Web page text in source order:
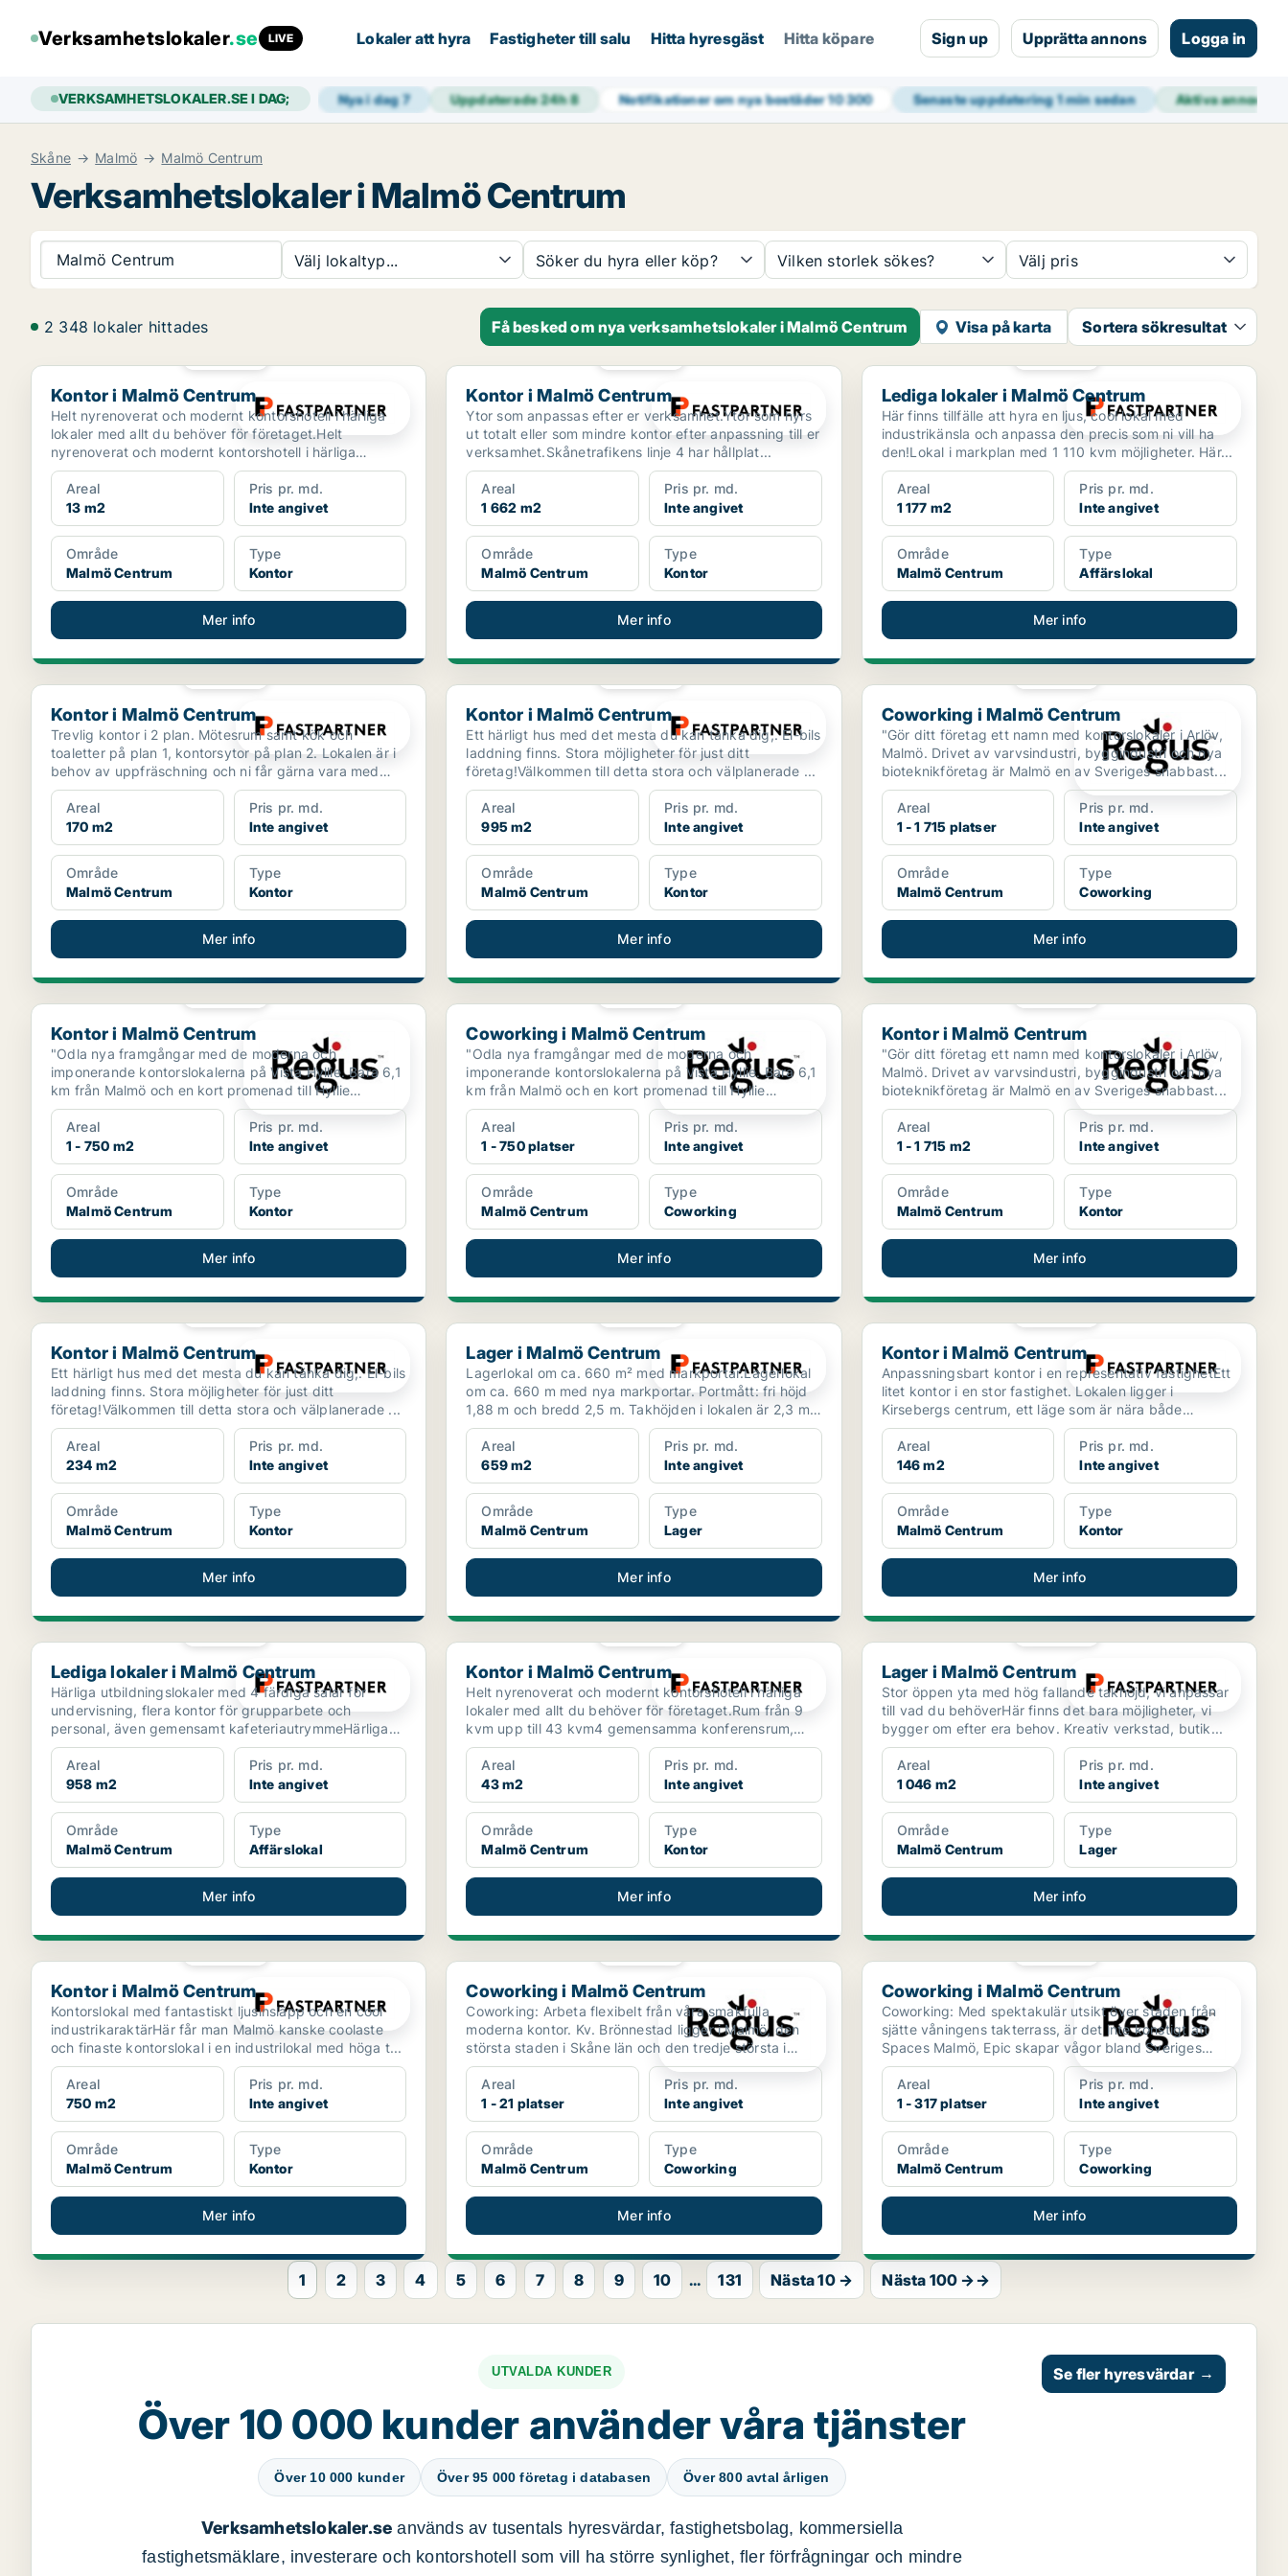
Verksamhetslokaler.se LIVE Lokaler att hyra Fastigheter till salu Hitta hyresgäst Hitta köpare Sign up Upprätta annons Logga in
VERKSAMHETSLOKALER.SE I DAG; Nya i dag 7 Uppdaterade 24h8 Notifikationer om nya bostäder10 300 Senaste uppdatering1 min sedan Aktiva annonser
Skåne Malmö Malmö Centrum
Verksamhetslokaler i Malmö Centrum
Malmö Centrum Välj lokaltyp... Söker du hyra eller köp? Vilken storlek sökes? Välj pris
2 348 lokaler hittades Få besked om nya verksamhetslokaler i Malmö Centrum Visa på karta Sortera sökresultat
Kontor i Malmö Centrum
Kontor i Malmö Centrum
Helt nyrenoverat och modernt kontorshotell i härliga
lokaler med allt du behöver för företaget.Helt
nyrenoverat och modernt kontorshotell i härliga
lokaler.R...
Areal
13 m2
Pris pr. md.
Inte angivet
Område
Malmö Centrum
Type
Kontor
Mer info
Kontor i Malmö Centrum
Kontor i Malmö Centrum
Ytor som anpassas efter er verksamhet.Ytor som hyrs
ut totalt eller som mindre kontor efter anpassning till er
verksamhet.Skånetrafikens linje 4 har hållplat...
Areal
1 662 m2
Pris pr. md.
Inte angivet
Område
Malmö Centrum
Type
Kontor
Mer info
Lediga lokaler i Malmö Centrum
Lediga lokaler i Malmö Centrum
Här finns tillfälle att hyra en ljus, cool lokal med
industrikänsla och anpassa den precis som ni vill ha
den!Lokal i markplan med 1 110 kvm möjligheter. Här...
Areal
1 177 m2
Pris pr. md.
Inte angivet
Område
Malmö Centrum
Type
Affärslokal
Mer info
Kontor i Malmö Centrum
Kontor i Malmö Centrum
Trevlig kontor i 2 plan. Mötesrum samt kök och
toaletter på plan 1, kontorsytor på plan 2. Lokalen är i
behov av uppfräschning och ni får gärna vara med
och ...
Areal
170 m2
Pris pr. md.
Inte angivet
Område
Malmö Centrum
Type
Kontor
Mer info
Kontor i Malmö Centrum
Kontor i Malmö Centrum
Ett härligt hus med det mesta du kan tänka dig,. El-bils
laddning finns. Stora möjligheter för just ditt
företag!Välkommen till detta stora och välplanerade ...
Areal
995 m2
Pris pr. md.
Inte angivet
Område
Malmö Centrum
Type
Kontor
Mer info
Coworking i Malmö Centrum
Coworking i Malmö Centrum
"Gör ditt företag ett namn med kontorslokaler i Arlöv,
Malmö. Drivet av varvsindustri, byggindustri och nya
bioteknikföretag är Malmö en av Sveriges snabbast...
Areal
1 - 1 715 platser
Pris pr. md.
Inte angivet
Område
Malmö Centrum
Type
Coworking
Mer info
Kontor i Malmö Centrum
Kontor i Malmö Centrum
"Odla nya framgångar med de moderna och
imponerande kontorslokalerna på Vista Hyllie. Bara 6,1
km från Malmö och en kort promenad till Hyllie
tågstation, pla...
Areal
1 - 750 m2
Pris pr. md.
Inte angivet
Område
Malmö Centrum
Type
Kontor
Mer info
Coworking i Malmö Centrum
Coworking i Malmö Centrum
"Odla nya framgångar med de moderna och
imponerande kontorslokalerna på Vista Hyllie. Bara 6,1
km från Malmö och en kort promenad till Hyllie
tågstation, pla...
Areal
1 - 750 platser
Pris pr. md.
Inte angivet
Område
Malmö Centrum
Type
Coworking
Mer info
Kontor i Malmö Centrum
Kontor i Malmö Centrum
"Gör ditt företag ett namn med kontorslokaler i Arlöv,
Malmö. Drivet av varvsindustri, byggindustri och nya
bioteknikföretag är Malmö en av Sveriges snabbast...
Areal
1 - 1 715 m2
Pris pr. md.
Inte angivet
Område
Malmö Centrum
Type
Kontor
Mer info
Kontor i Malmö Centrum
Kontor i Malmö Centrum
Ett härligt hus med det mesta du kan tänka dig,. El-bils
laddning finns. Stora möjligheter för just ditt
företag!Välkommen till detta stora och välplanerade ...
Areal
234 m2
Pris pr. md.
Inte angivet
Område
Malmö Centrum
Type
Kontor
Mer info
Lager i Malmö Centrum
Lager i Malmö Centrum
Lagerlokal om ca. 660 m² med markportar.Lagerlokal
om ca. 660 m med nya markportar. Portmått: fri höjd
1,88 m och bredd 2,5 m. Takhöjden i lokalen är 2,3 m
o...
Areal
659 m2
Pris pr. md.
Inte angivet
Område
Malmö Centrum
Type
Lager
Mer info
Kontor i Malmö Centrum
Kontor i Malmö Centrum
Anpassningsbart kontor i en representativ fastighetEtt
litet kontor i en stor fastighet. Lokalen ligger i
Kirsebergs centrum, ett läge som är nära både
Malmö...
Areal
146 m2
Pris pr. md.
Inte angivet
Område
Malmö Centrum
Type
Kontor
Mer info
Lediga lokaler i Malmö Centrum
Lediga lokaler i Malmö Centrum
Härliga utbildningslokaler med 4 färdiga salar för
undervisning, flera kontor för grupparbete och
personal, även gemensamt kafeteriautrymmeHärliga
utbildning...
Areal
958 m2
Pris pr. md.
Inte angivet
Område
Malmö Centrum
Type
Affärslokal
Mer info
Kontor i Malmö Centrum
Kontor i Malmö Centrum
Helt nyrenoverat och modernt kontorshotell i härliga
lokaler med allt du behöver för företaget.Rum från 9
kvm upp till 43 kvm4 gemensamma konferensrum,
varav...
Areal
43 m2
Pris pr. md.
Inte angivet
Område
Malmö Centrum
Type
Kontor
Mer info
Lager i Malmö Centrum
Lager i Malmö Centrum
Stor öppen yta med hög fallande takhöjd, vi anpassar
till vad du behöverHär finns det bara möjligheter, vi
bygger om efter era behov. Kreativ verkstad, butik...
Areal
1 046 m2
Pris pr. md.
Inte angivet
Område
Malmö Centrum
Type
Lager
Mer info
Kontor i Malmö Centrum
Kontor i Malmö Centrum
Kontorslokal med fantastiskt ljusinsläpp och en cool
industrikaraktärHär får man Malmö kanske coolaste
och finaste kontorslokal i en industrilokal med höga t...
Areal
750 m2
Pris pr. md.
Inte angivet
Område
Malmö Centrum
Type
Kontor
Mer info
Coworking i Malmö Centrum
Coworking i Malmö Centrum
Coworking: Arbeta flexibelt från våra smakfulla
moderna kontor. Kv. Brönnestad ligger i Malmö, den
största staden i Skåne län och den tredje största i
Sverig...
Areal
1 - 21 platser
Pris pr. md.
Inte angivet
Område
Malmö Centrum
Type
Coworking
Mer info
Coworking i Malmö Centrum
Coworking i Malmö Centrum
Coworking: Med spektakulär utsikt över staden från
sjätte våningens takterrass, är det inte konstigt att
Spaces Malmö, Epic skapar vågor bland Sveriges
yrkes...
Areal
1 - 317 platser
Pris pr. md.
Inte angivet
Område
Malmö Centrum
Type
Coworking
Mer info
1 2 3 4 5 6 7 8 9 10 ... 131 Nästa 10 → Nästa 100 →→
UTVALDA KUNDER
Över 10 000 kunder använder våra tjänster
Över 10 000 kunder Över 95 000 företag i databasen Över 800 avtal årligen
Verksamhetslokaler.se används av tusentals hyresvärdar, fastighetsbolag, kommersiella
fastighetsmäklare, investerare och kontorshotell som vill ha större synlighet, fler förfrågningar och mindre
Se fler hyresvärdar →